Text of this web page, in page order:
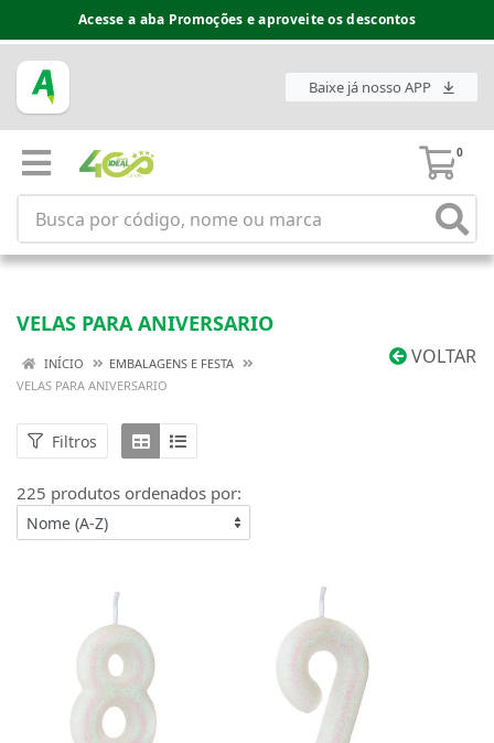
Espaço do Fornecedor disponível no acesso superior
Baixe já nosso APP
0
VELAS PARA ANIVERSARIO
VOLTAR
INÍCIO
EMBALAGENS E FESTA
VELAS PARA ANIVERSARIO
Filtros
225 produtos ordenados por: